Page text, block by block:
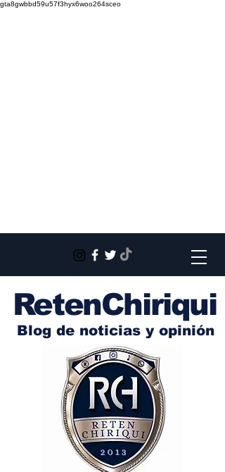
gta8gwbbd59u57f3hyx6woo264sceo
RetenChiriqui
Blog de noticias y opinión